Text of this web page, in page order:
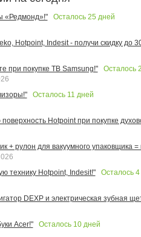
«Редмонд»!" Осталось 25 дней
Hotpoint, Indesit - получи скидку до
при покупке ТВ Samsung!" Осталось
Осталось 11 дней
Hotpoint при покупке
+ рулон для вакуумного упаковщика =
технику Hotpoint, Indesit!"
Осталось 4
DEXP и электрическая зубная
Acer!" Осталось 10дней